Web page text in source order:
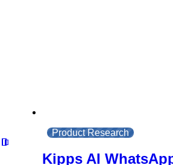
Product Research
Kipps AI